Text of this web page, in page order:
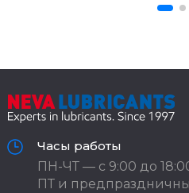
Часы работы
ПН-ЧТ — с 9:00 до
ПТ и